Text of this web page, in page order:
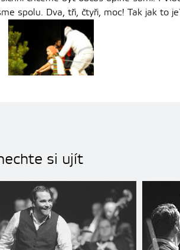
spolu. Dva, tři, čtyři, moc! Tak jak to
si ujít